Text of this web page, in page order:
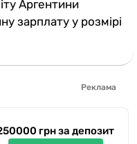
Аргентини
зарплату у розмірі
Реклама
грн за депозит